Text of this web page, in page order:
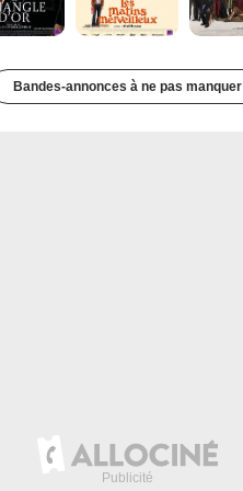
Bandes-annonces à ne pas manquer